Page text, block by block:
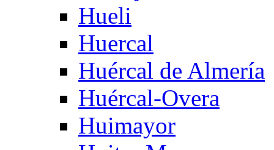
Hueli
Huercal
Huércal de Almería
Huércal-Overa
Huimayor